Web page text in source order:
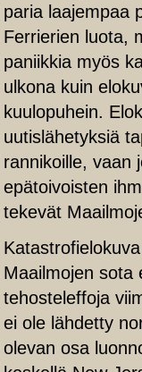
paria laajempaa
Ferrierien luota,
paniikkia myös
ulkona kuin
kuulopuhein.
uutislähetyksiä
rannikoille, vaan
epätoivoisten
tekevät
Maailmojen sota
tehosteleffoja
ei ole lähdetty
olevan osa